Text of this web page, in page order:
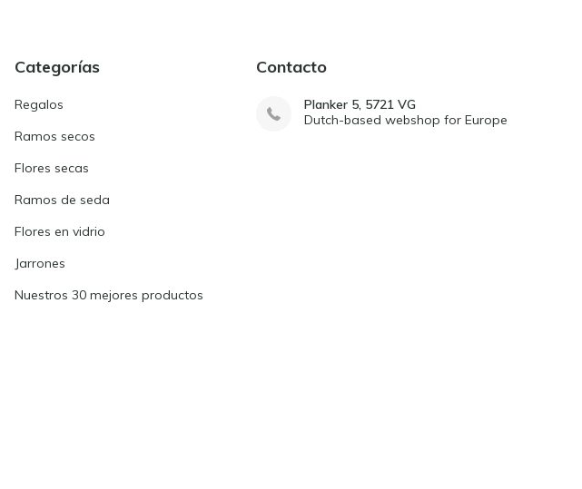
Categorías
Regalos
Ramos secos
Flores secas
Ramos de seda
Flores en vidrio
Jarrones
Nuestros 30 mejores productos
Contacto
Planker 5, 5721 VG
Dutch-based webshop for Europe